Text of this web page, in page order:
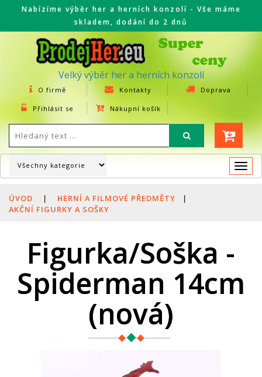
Nabízíme výběr her a herních konzolí - Vše máme
skladem, dodání do 2 dnů
Velký výběr her a herních konzolí
O firmě Kontakty Doprava
Přihlásit se Nákupní košík
ÚVOD | HERNÍ A FILMOVÉ PŘEDMĚTY
|
AKČNÍ FIGURKY A SOŠKY
Figurka/Soška -
Spiderman 14cm
(nová)